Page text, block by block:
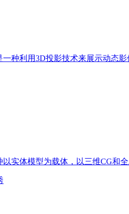
一种利用3D投影技术来展示动态
以实体模型为载体，以三维CG